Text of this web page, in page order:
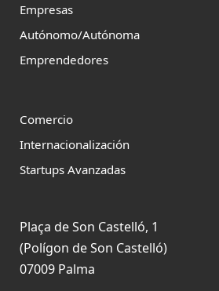
Empresas
Autónomo/Autónoma
Emprendedores
Comercio
Internacionalización
Startups Avanzadas
Plaça de Son Castelló, 1
(Polígon de Son Castelló)
07009 Palma